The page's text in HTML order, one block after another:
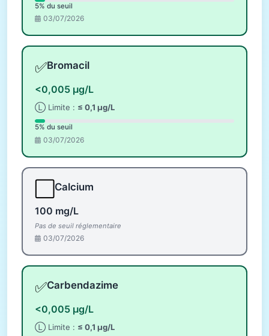
5% du seuil
03/07/2026
✅Bromacil
<0,005 µg/L
Ⓛ Limite : ≤ 0,1 µg/L
5% du seuil
03/07/2026
Calcium
100 mg/L
Pas de seuil réglementaire
03/07/2026
✅Carbendazime
<0,005 µg/L
Ⓛ Limite : ≤ 0,1 µg/L